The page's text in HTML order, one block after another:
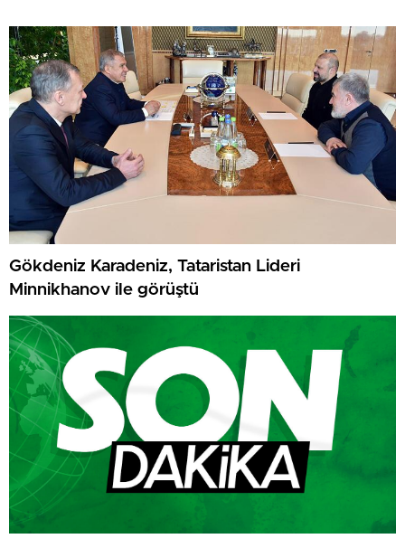
Gökdeniz Karadeniz, Tataristan Lideri
Minnikhanov ile görüştü